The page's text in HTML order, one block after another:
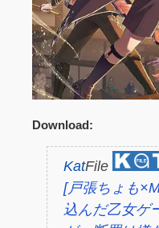
Download:
KatFile
[戸張ちょも
込んだ乙女ゲ